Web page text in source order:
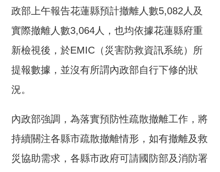
服
務
互
交
流
首
網
站
政部上午報告花蓮縣預計撤離人數5,082人及
實際撤離人數3,064人，也均依據花蓮縣府重
新檢視後，於EMIC（災害防救資訊系統）所
提報數據，並沒有所謂內政部自行下修的狀
況。
內政部強調，為落實預防性疏散撤離工作，將
持續關注各縣市疏散撤離情形，如有撤離及救
災協助需求，各縣市政府可請國防部及消防署